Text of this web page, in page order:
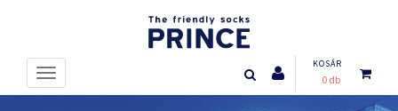
KOSÁR
0 db